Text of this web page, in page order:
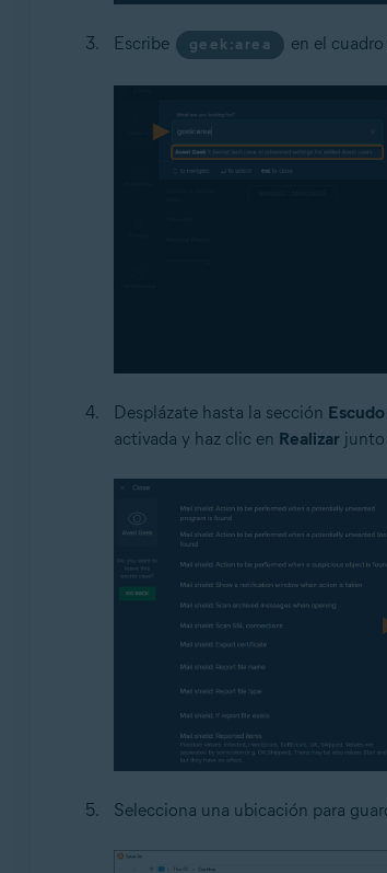
Escribe geek:area en el
Desplázate hasta la sección
activada y haz clic en Realizar junto
Selecciona una ubicación para